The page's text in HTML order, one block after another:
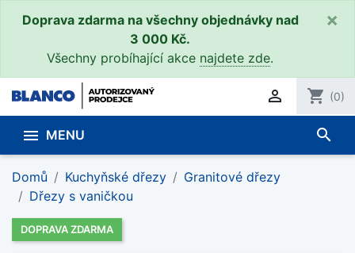
Doprava zdarma na všechny objednávky nad
3 000 Kč.
Všechny probíhající akce najdete zde.
×
 shopping_cart (0)
 MENU search
Domů Kuchyňské dřezy
Granitové dřezy
Dřezy s vaničkou
DOPRAVA ZDARMA